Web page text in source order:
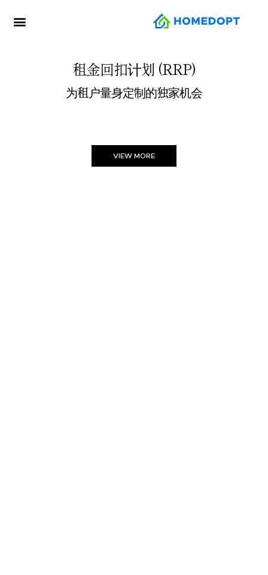
租金回扣计划 (RRP)
为租户量身定制的独家机会​​
VIEW MORE